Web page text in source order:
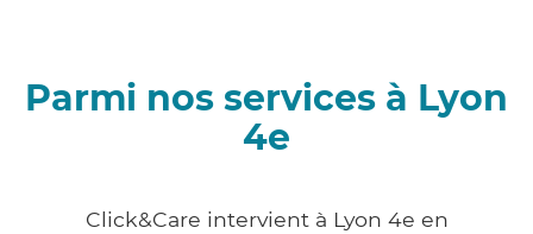
Parmi nos services à Lyon
4e
Click&Care intervient à Lyon 4e en